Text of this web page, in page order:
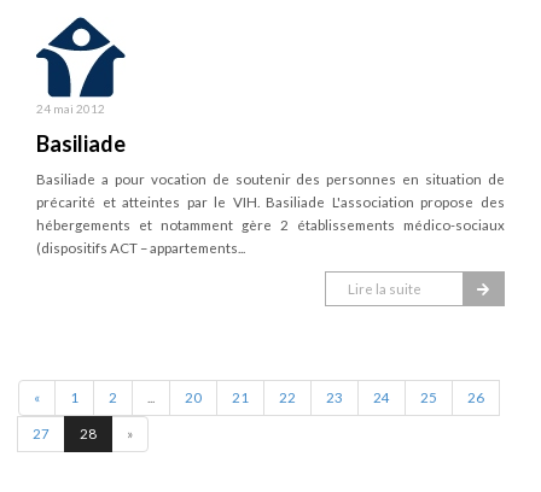
24 mai 2012
Basiliade
Basiliade a pour vocation de soutenir des personnes en situation de
précarité et atteintes par le VIH. Basiliade L'association propose des
hébergements et notamment gère 2 établissements médico-sociaux
(dispositifs ACT – appartements...
Lire la suite
« 1 2 20 21 22 23 24 25 26
27 28 »